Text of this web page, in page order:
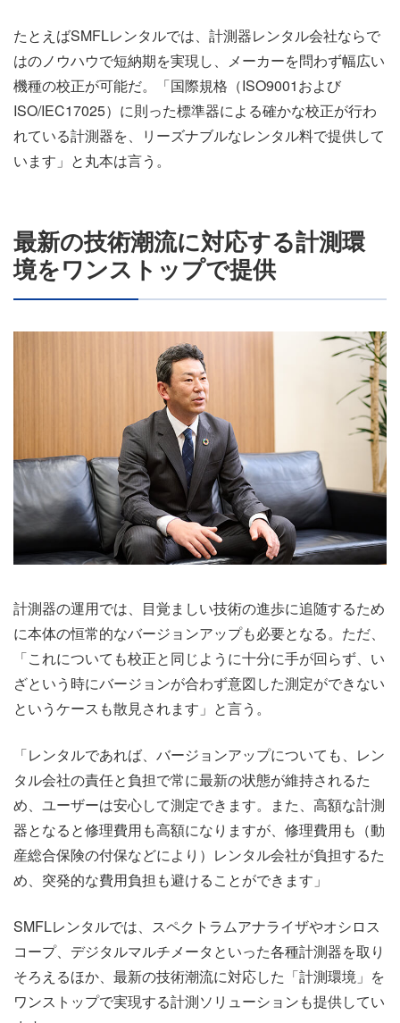
たとえばSMFLレンタルでは、計測器レンタル会社ならで
はのノウハウで短納期を実現し、メーカーを問わず幅広い
機種の校正が可能だ。「国際規格（ISO9001および
ISO/IEC17025）に則った標準器による確かな校正が行わ
れている計測器を、リーズナブルなレンタル料で提供して
います」と丸本は言う。
最新の技術潮流に対応する計測環
境をワンストップで提供
計測器の運用では、目覚ましい技術の進歩に追随するため
に本体の恒常的なバージョンアップも必要となる。ただ、
「これについても校正と同じように十分に手が回らず、い
ざという時にバージョンが合わず意図した測定ができない
というケースも散見されます」と言う。
「レンタルであれば、バージョンアップについても、レン
タル会社の責任と負担で常に最新の状態が維持されるた
め、ユーザーは安心して測定できます。また、高額な計測
器となると修理費用も高額になりますが、修理費用も（動
産総合保険の付保などにより）レンタル会社が負担するた
め、突発的な費用負担も避けることができます」
SMFLレンタルでは、スペクトラムアナライザやオシロス
コープ、デジタルマルチメータといった各種計測器を取り
そろえるほか、最新の技術潮流に対応した「計測環境」を
ワンストップで実現する計測ソリューションも提供してい